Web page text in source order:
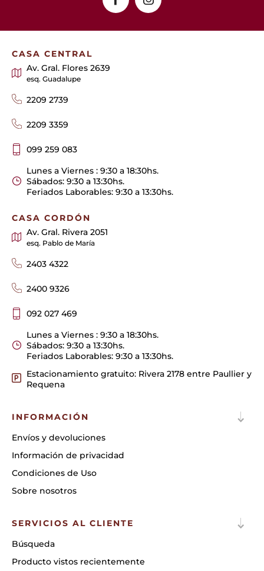
CASA CENTRAL
Av. Gral. Flores 2639
esq. Guadalupe
2209 2739
2209 3359
099 259 083
Lunes a Viernes : 9:30 a 18:30hs.
Sábados: 9:30 a 13:30hs.
Feriados Laborables: 9:30 a 13:30hs.
CASA CORDÓN
Av. Gral. Rivera 2051
esq. Pablo de María
2403 4322
2400 9326
092 027 469
Lunes a Viernes : 9:30 a 18:30hs.
Sábados: 9:30 a 13:30hs.
Feriados Laborables: 9:30 a 13:30hs.
Estacionamiento gratuito: Rivera 2178 entre Paullier y
Requena
INFORMACIÓN
Envíos y devoluciones
Información de privacidad
Condiciones de Uso
Sobre nosotros
SERVICIOS AL CLIENTE
Búsqueda
Producto vistos recientemente